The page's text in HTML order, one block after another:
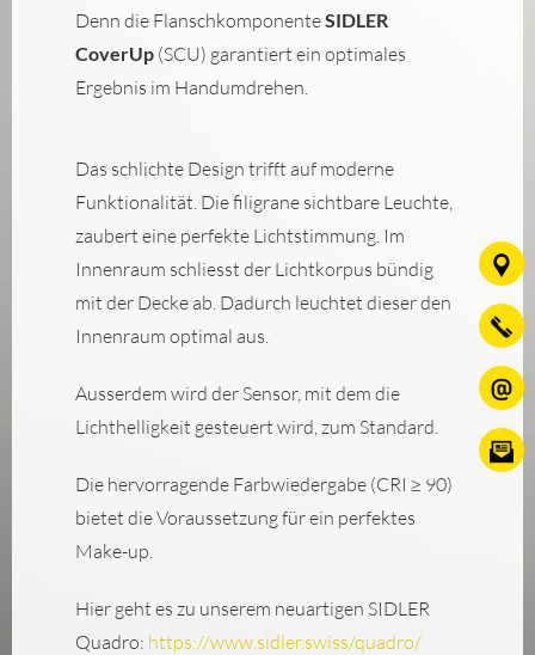
Denn die FlanschkomponenteSIDLER
CoverUp(SCU) garantiert ein optimales
Ergebnis im Handumdrehen.
Das schlichte Design trifft auf moderne
Funktionalität. Die filigrane sichtbare Leuchte,
zaubert eine perfekte Lichtstimmung. Im
Innenraum schliesst der Lichtkorpus bündig
mit der Decke ab. Dadurch leuchtet dieser den
Innenraum optimal aus.
Ausserdem wird der Sensor, mit dem die
Lichthelligkeit gesteuert wird, zum Standard.
Die hervorragende Farbwiedergabe (CRI ≥ 90)
bietet die Voraussetzung für ein perfektes
Make-up.
Hier geht es zu unserem neuartigen SIDLER
Quadro: https://www.sidler.swiss/quadro/